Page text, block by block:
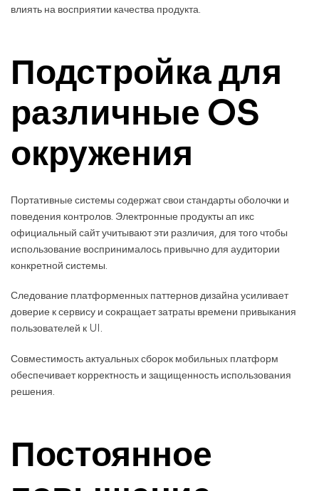
влиять на восприятии качества продукта.
Подстройка для
различные OS
окружения
Портативные системы содержат свои стандарты оболочки и
поведения контролов. Электронные продукты ап икс
официальный сайт учитывают эти различия, для того чтобы
использование воспринималось привычно для аудитории
конкретной системы.
Следование платформенных паттернов дизайна усиливает
доверие к сервису и сокращает затраты времени привыкания
пользователей к UI.
Совместимость актуальных сборок мобильных платформ
обеспечивает корректность и защищенность использования
решения.
Постоянное